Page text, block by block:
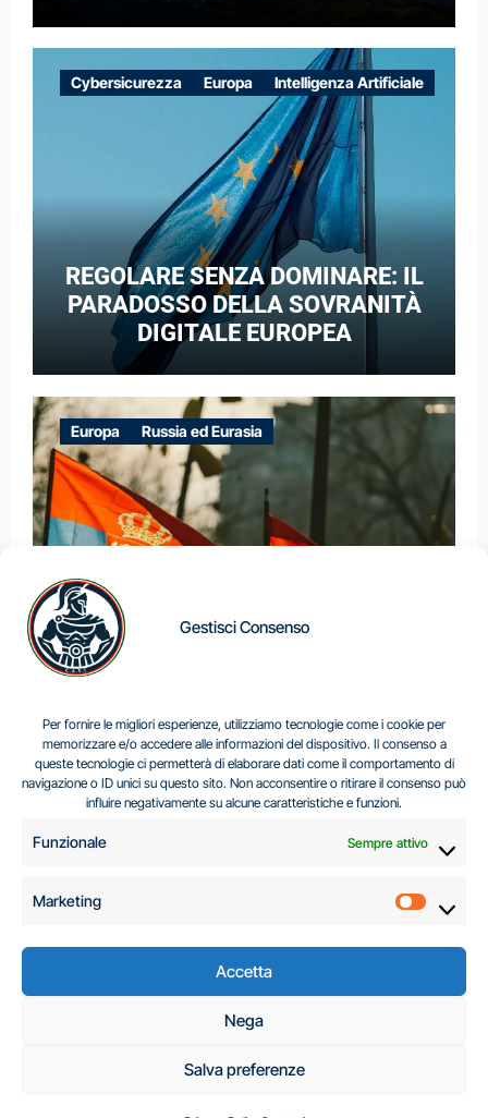
Gestisci Consenso
Per fornire le migliori esperienze, utilizziamo tecnologie come i cookie per
memorizzare e/o accedere alle informazioni del dispositivo. Il consenso a
queste tecnologie ci permetterà di elaborare dati come il comportamento di
navigazione o ID unici su questo sito. Non acconsentire o ritirare il consenso può
influire negativamente su alcune caratteristiche e funzioni.
Funzionale Sempre attivo
Marketing
Accetta
Nega
Salva preferenze
CASO DELLE RETI ELETTRICHE
EUROPEE NEL CONTESTO DELLA
GUERRA IBRIDA
Cybersicurezza Europa Intelligenza Artificiale
REGOLARE SENZA DOMINARE: IL
PARADOSSO DELLA SOVRANITÀ
DIGITALE EUROPEA
Europa Russia ed Eurasia
Centro Analisi e Studi Italus © Tutti i diritti riservati
C.A.S.I. – Centro
Analisi e Studi Italus